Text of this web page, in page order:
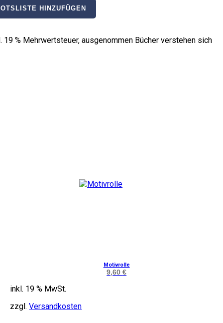
HINZUFÜGEN
% Mehrwertsteuer, ausgenommen Bücher verstehen sich
Motivrolle
9,60€
inkl. 19 % MwSt.
zzgl.Versandkosten